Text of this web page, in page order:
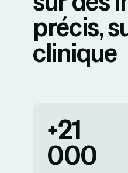
précis,
clinique
+21
000